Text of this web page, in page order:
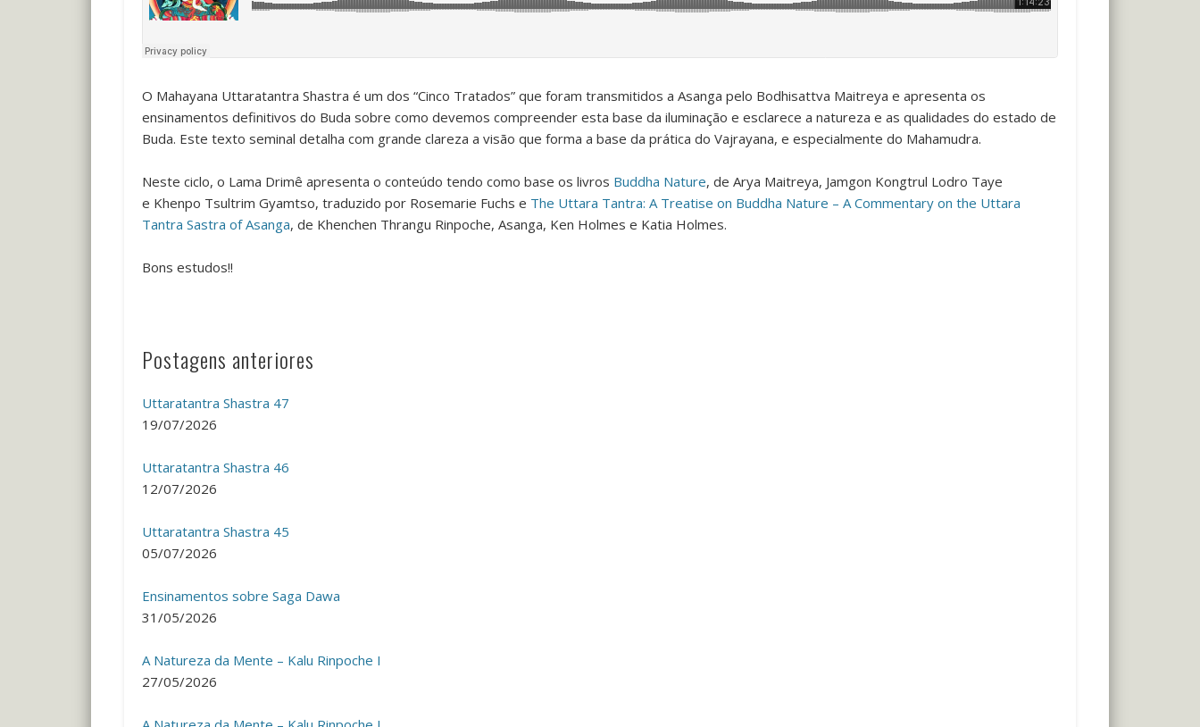
O Mahayana Uttaratantra Shastra é um dos “Cinco Tratados” que foram transmitidos a Asanga pelo Bodhisattva Maitreya e apresenta os
ensinamentos definitivos do Buda sobre como devemos compreender esta base da iluminação e esclarece a natureza e as qualidades do estado de
Buda. Este texto seminal detalha com grande clareza a visão que forma a base da prática do Vajrayana, e especialmente do Mahamudra.
Neste ciclo, o Lama Drimê apresenta o conteúdo tendo como base os livros Buddha Nature, de Arya Maitreya, Jamgon Kongtrul Lodro Taye
e Khenpo Tsultrim Gyamtso, traduzido por Rosemarie Fuchs e The Uttara Tantra: A Treatise on Buddha Nature – A Commentary on the Uttara
Tantra Sastra of Asanga, de Khenchen Thrangu Rinpoche, Asanga, Ken Holmes e Katia Holmes.
Bons estudos!!
Postagens anteriores
Uttaratantra Shastra 47
19/07/2026
Uttaratantra Shastra 46
12/07/2026
Uttaratantra Shastra 45
05/07/2026
Ensinamentos sobre Saga Dawa
31/05/2026
A Natureza da Mente – Kalu Rinpoche I
27/05/2026